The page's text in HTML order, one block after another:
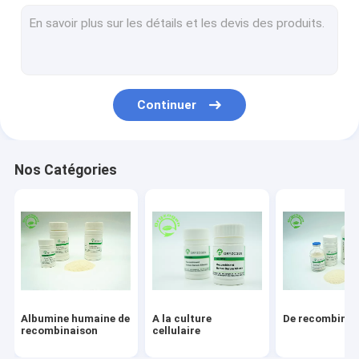
VEGF de recombinaison
Continuer
Nos Catégories
Albumine humaine de
recombinaison
A la culture
cellulaire
De